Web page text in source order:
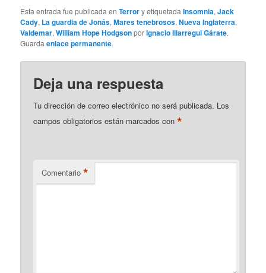
Esta entrada fue publicada enTerrory etiquetadaInsomnia,Jack
Cady, La guardia de Jonás,Mares tenebrosos,Nueva Inglaterra,
Valdemar,William Hope HodgsonporIgnacio Illarregui Gárate.
Guardaenlace permanente.
Deja una respuesta
Tu dirección de correo electrónico no será publicada. Los
campos obligatorios están marcados con*
Comentario *